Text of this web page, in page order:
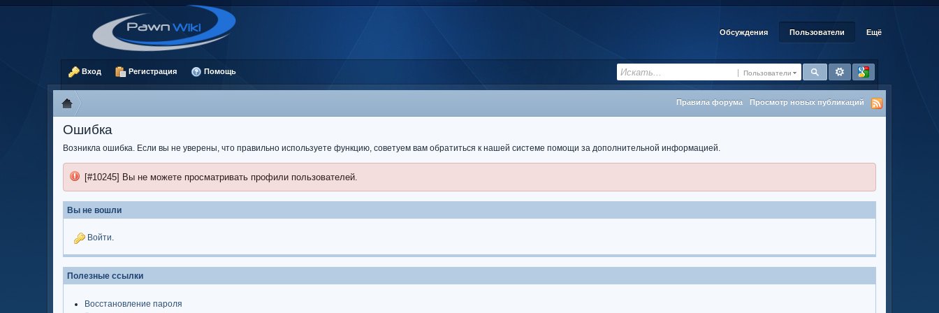
Обсуждения Пользователи Ещё
Пользователи
Вход Регистрация Помощь
Правила форума Просмотр новых публикаций
Ошибка
Возникла ошибка. Если вы не уверены, что правильно используете функцию, советуем вам обратиться к нашей системе помощи за дополнительной информацией.
[#10245] Вы не можете просматривать профили пользователей.
Вы не вошли
Войти.
Полезные ссылки
Восстановление пароля